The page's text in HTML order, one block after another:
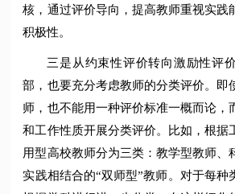
核，通过评价导向，提高教师重视实践
积极性。
三是从约束性评价转向激励性评
部，也要充分考虑教师的分类评价。即
师，也不能用一种评价标准一概而论，
和工作性质开展分类评价。比如，根据
用型高校教师分为三类：教学型教师、
实践相结合的“双师型”教师。对于每种